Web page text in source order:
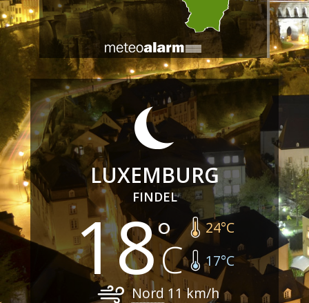
LUXEMBURG
FINDEL
18 24°C
17°C
Nord 11km/h